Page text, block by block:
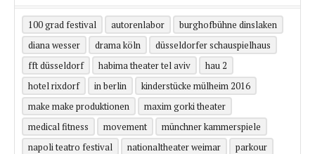
100 grad festival autorenlabor
burghofbühne dinslaken
diana wesser
drama köln
düsseldorfer schauspielhaus
fft düsseldorf
habima theater tel aviv
hau 2
hotel rixdorf
in berlin
kinderstücke mülheim 2016
make make produktionen
maxim gorki theater
medical fitness
movement
münchner kammerspiele
napoli teatro festival
nationaltheater weimar
parkour